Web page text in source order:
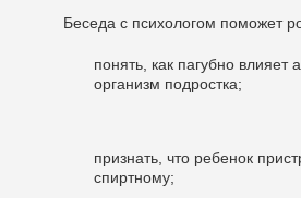
Беседа с психологом поможет
понять, как пагубно влияет
организм подростка;
признать, что ребенок
спиртному;